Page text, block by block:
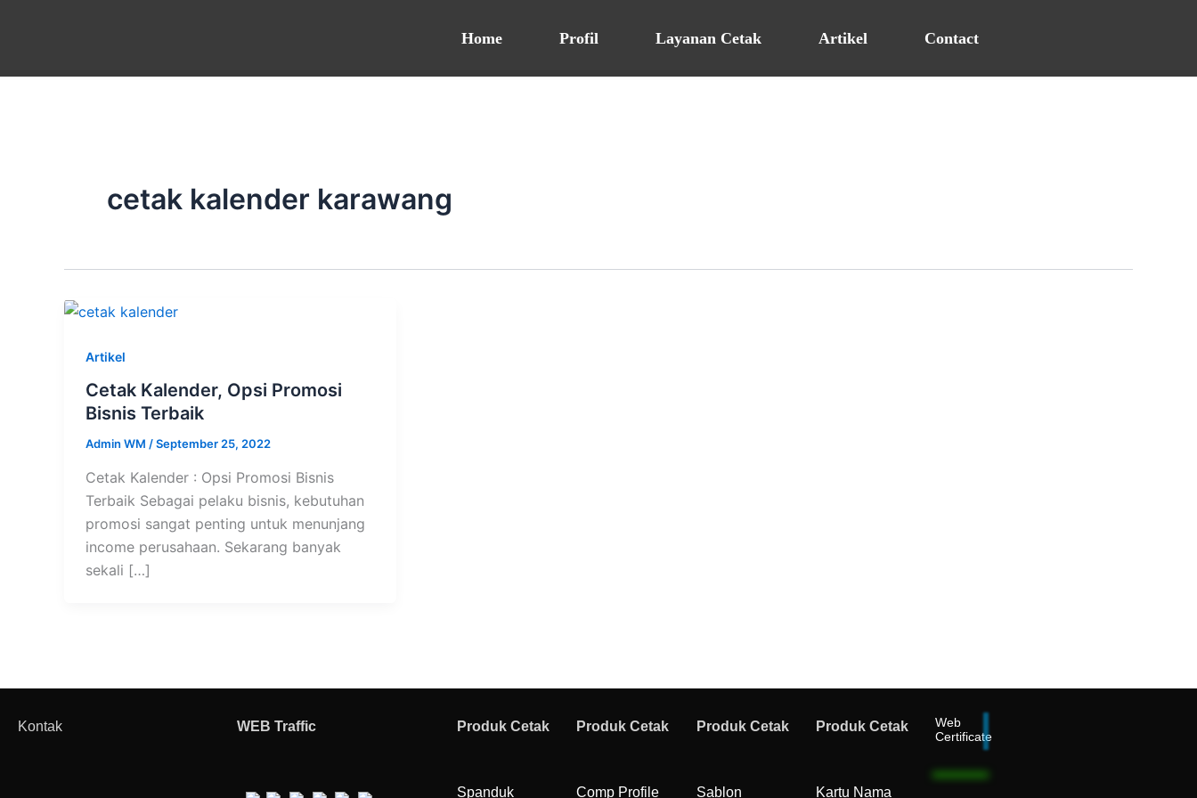
Home Profil Layanan Cetak Artikel Contact
cetak kalender karawang
Artikel
Cetak Kalender, Opsi Promosi
Bisnis Terbaik
Admin WM /September 25, 2022
Cetak Kalender : Opsi Promosi Bisnis
Terbaik Sebagai pelaku bisnis, kebutuhan
promosi sangat penting untuk menunjang
income perusahaan. Sekarang banyak
sekali […]
Kontak WEB Traffic Produk Cetak
Spanduk
Produk Cetak
Comp Profile
Produk Cetak
Sablon
Produk Cetak
Kartu Nama
Web
Certificate